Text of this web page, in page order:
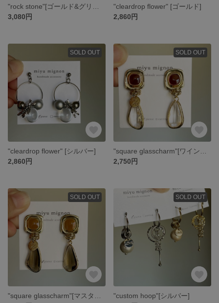
3,080円
"cleardrop flower" [ゴールド]
2,860円
SOLD OUT
"cleardrop flower" [シルバー]
2,860円
SOLD OUT
2,750円
SOLD OUT SOLD OUT
"custom hoop"[シルバー]